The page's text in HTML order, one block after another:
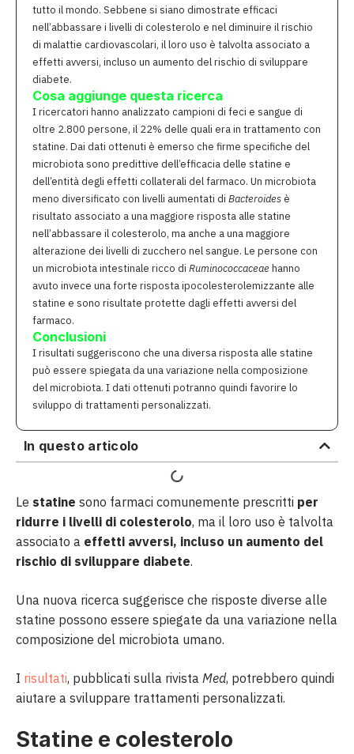
tutto il mondo. Sebbene si siano dimostrate efficaci
nell’abbassare i livelli di colesterolo e nel diminuire il rischio
di malattie cardiovascolari, il loro uso è talvolta associato a
effetti avversi, incluso un aumento del rischio di sviluppare
diabete.
Cosa aggiunge questa ricerca
I ricercatori hanno analizzato campioni di feci e sangue di
oltre 2.800 persone, il 22% delle quali era in trattamento con
statine. Dai dati ottenuti è emerso che firme specifiche del
microbiota sono predittive dell’efficacia delle statine e
dell’entità degli effetti collaterali del farmaco. Un microbiota
meno diversificato con livelli aumentati di Bacteroidesè
risultato associato a una maggiore risposta alle statine
nell’abbassare il colesterolo, ma anche a una maggiore
alterazione dei livelli di zucchero nel sangue. Le persone con
un microbiota intestinale ricco di Ruminococcaceaehanno
avuto invece una forte risposta ipocolesterolemizzante alle
statine e sono risultate protette dagli effetti avversi del
farmaco.
Conclusioni
I risultati suggeriscono che una diversa risposta alle statine
può essere spiegata da una variazione nella composizione
del microbiota. I dati ottenuti potranno quindi favorire lo
sviluppo di trattamenti personalizzati.
In questo articolo
Le statine sono farmaci comunemente prescritti per
ridurre i livelli di colesterolo, ma il loro uso è talvolta
associato a effetti avversi, incluso un aumento del
rischio di sviluppare diabete.
Una nuova ricerca suggerisce che risposte diverse alle
statine possono essere spiegate da una variazione nella
composizione del microbiota umano.
I risultati, pubblicati sulla rivista Med, potrebbero quindi
aiutare a sviluppare trattamenti personalizzati.
Statine e colesterolo